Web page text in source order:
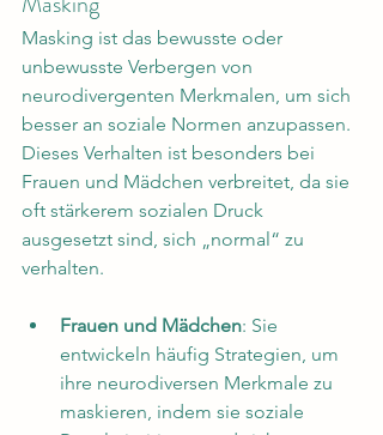
Masking ist das bewusste oder
unbewusste Verbergen von
neurodivergenten Merkmalen, um sich
besser an soziale Normen anzupassen.
Dieses Verhalten ist besonders bei
Frauen und Mädchen verbreitet, da sie
oft stärkerem sozialen Druck
ausgesetzt sind, sich „normal“ zu
verhalten.
Frauen und Mädchen: Sie
entwickeln häufig Strategien, um
ihre neurodiversen Merkmale zu
maskieren, indem sie soziale